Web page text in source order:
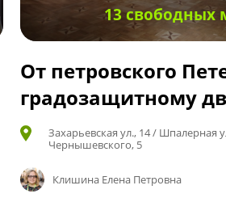
13 свободных
От петровского
градозащитному
Захарьевская ул., 14 / Шпалерная
Чернышевского, 5
Клишина Елена Петровна